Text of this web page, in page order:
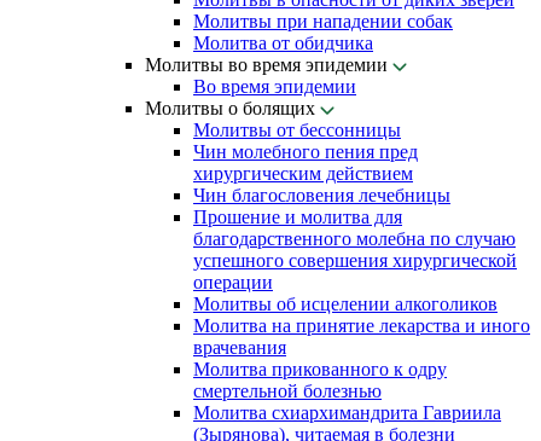
Молитвы при нападении собак
Молитва от обидчика
Молитвы во время эпидемии
Во время эпидемии
Молитвы о болящих
Молитвы от бессонницы
Чин молебного пения пред
хирургическим действием
Чин благословения лечебницы
Прошение и молитва для
благодарственного молебна по случаю
успешного совершения хирургической
операции
Молитвы об исцелении алкоголиков
Молитва на принятие лекарства и иного
врачевания
Молитва прикованного к одру
смертельной болезнью
Молитва схиархимандрита Гавриила
(Зырянова), читаемая в болезни